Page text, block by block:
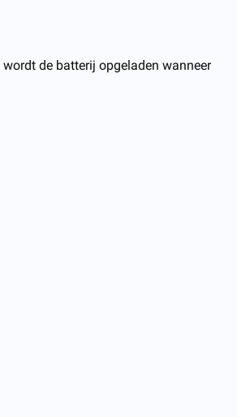
de batterij opgeladen wanneer